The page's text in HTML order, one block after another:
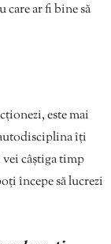
care ar fi bine să
este mai
îți
câștiga timp
începe să lucrezi